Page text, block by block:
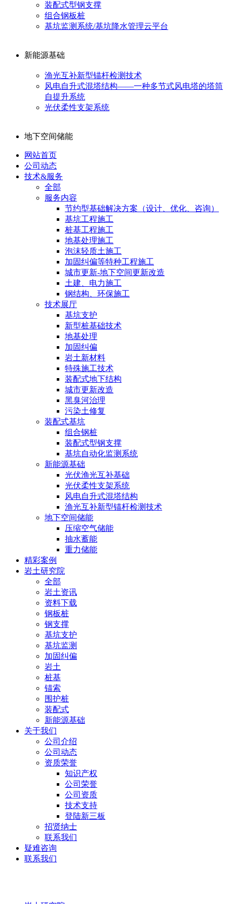
装配式型钢支撑
组合钢板桩
基坑监测系统/基坑降水管理云平台
新能源基础
渔光互补新型锚杆检测技术
风电自升式混塔结构——一种多节式风电塔的塔筒
自提升系统
光伏柔性支架系统
地下空间储能
网站首页
公司动态
技术&服务
全部
服务内容
节约型基础解决方案（设计、优化、咨询）
基坑工程施工
桩基工程施工
地基处理施工
泡沫轻质土施工
加固纠偏等特种工程施工
城市更新-地下空间更新改造
土建、电力施工
钢结构、环保施工
技术展厅
基坑支护
新型桩基础技术
地基处理
加固纠偏
岩土新材料
特殊施工技术
装配式地下结构
城市更新改造
黑臭河治理
污染土修复
装配式基坑
组合钢桩
装配式型钢支撑
基坑自动化监测系统
新能源基础
光伏渔光互补基础
光伏柔性支架系统
风电自升式混塔结构
渔光互补新型锚杆检测技术
地下空间储能
压缩空气储能
抽水蓄能
重力储能
精彩案例
岩土研究院
全部
岩土资讯
资料下载
钢板桩
钢支撑
基坑支护
基坑监测
加固纠偏
岩土
桩基
锚索
围护桩
装配式
新能源基础
关于我们
公司介绍
公司动态
资质荣誉
知识产权
公司荣誉
公司资质
技术支持
登陆新三板
招贤纳士
联系我们
疑难咨询
联系我们